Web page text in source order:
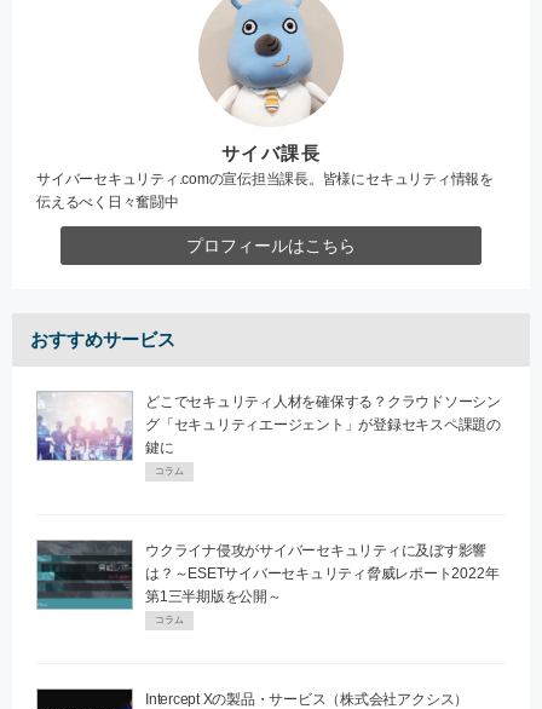
サイバ課長
サイバーセキュリティ.comの宣伝担当課長。皆様にセキュリティ情報を
伝えるべく日々奮闘中
プロフィールはこちら
おすすめサービス
どこでセキュリティ人材を確保する？クラウドソーシン
グ「セキュリティエージェント」が登録セキスペ課題の
鍵に
コラム
ウクライナ侵攻がサイバーセキュリティに及ぼす影響
は？～ESETサイバーセキュリティ脅威レポート2022年
第1三半期版を公開～
コラム
Intercept Xの製品・サービス（株式会社アクシス）